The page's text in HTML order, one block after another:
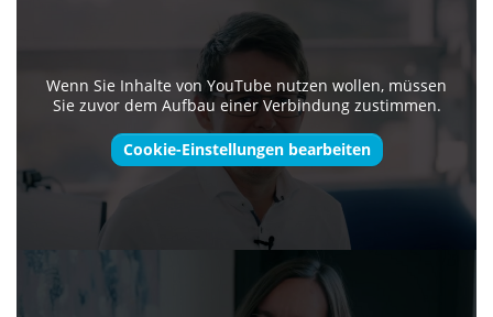
Wenn Sie Inhalte von YouTube nutzen wollen, müssen
Sie zuvor dem Aufbau einer Verbindung zustimmen.
Cookie-Einstellungen bearbeiten